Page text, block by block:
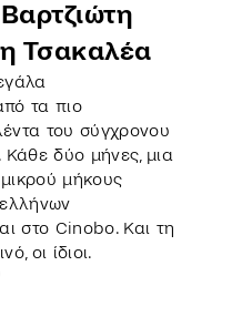
Τσακαλέα
τα πιο
του σύγχρονου
Κάθε δύο μήνες, μια
μήκους
στο Cinobo. Και τη
οι ίδιοι.